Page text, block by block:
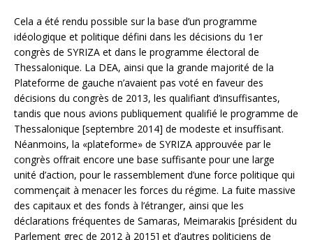
Cela a été rendu possible sur la base d’un programme
idéologique et politique défini dans les décisions du 1er
congrès de SYRIZA et dans le programme électoral de
Thessalonique. La DEA, ainsi que la grande majorité de la
Plateforme de gauche n’avaient pas voté en faveur des
décisions du congrès de 2013, les qualifiant d’insuffisantes,
tandis que nous avions publiquement qualifié le programme de
Thessalonique [septembre 2014] de modeste et insuffisant.
Néanmoins, la «plateforme» de SYRIZA approuvée par le
congrès offrait encore une base suffisante pour une large
unité d’action, pour le rassemblement d’une force politique qui
commençait à menacer les forces du régime. La fuite massive
des capitaux et des fonds à l’étranger, ainsi que les
déclarations fréquentes de Samaras, Meimarakis [président du
Parlement grec de 2012 à 2015] et d’autres politiciens de